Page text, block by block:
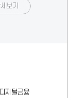
보기
지털금융